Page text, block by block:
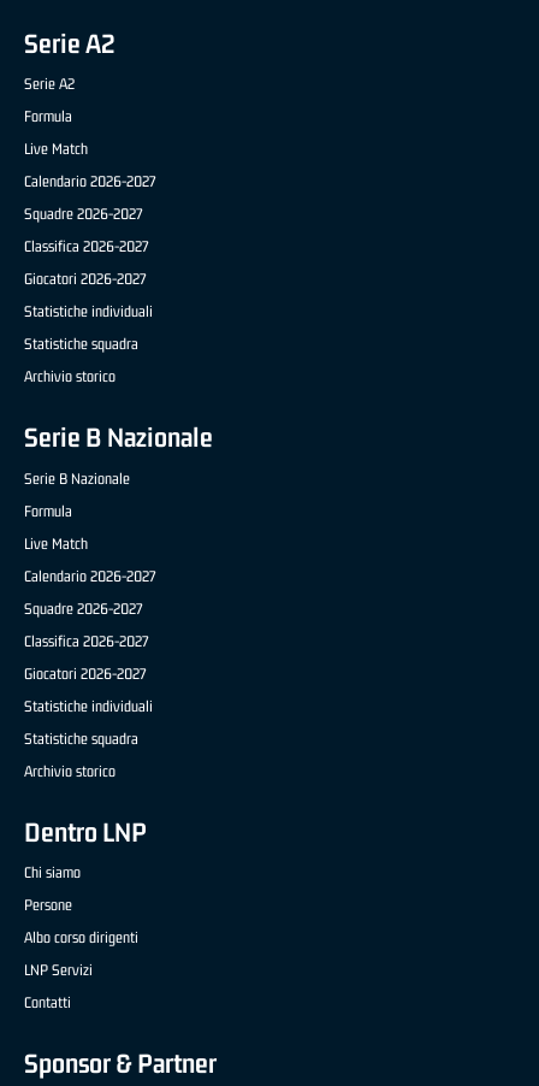
Serie A2
Serie A2
Formula
Live Match
Calendario 2026-2027
Squadre 2026-2027
Classifica 2026-2027
Giocatori 2026-2027
Statistiche individuali
Statistiche squadra
Archivio storico
Serie B Nazionale
Serie B Nazionale
Formula
Live Match
Calendario 2026-2027
Squadre 2026-2027
Classifica 2026-2027
Giocatori 2026-2027
Statistiche individuali
Statistiche squadra
Archivio storico
Dentro LNP
Chi siamo
Persone
Albo corso dirigenti
LNP Servizi
Contatti
Sponsor & Partner